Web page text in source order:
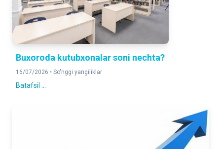
Buxoroda kutubxonalar soni nechta?
16/07/2026 • So'nggi yangiliklar
Batafsil ...